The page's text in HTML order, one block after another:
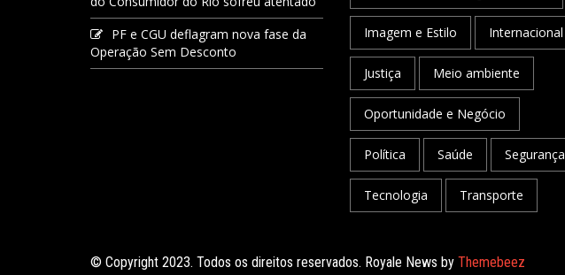
PF e CGU deflagram nova fase da
Operação Sem Desconto
Imagem e Estilo Internacional
Justiça Meio ambiente
Oportunidade e Negócio
Política Saúde Segurança
Tecnologia Transporte
© Copyright 2023. Todos os direitos reservados. Royale News by Themebeez